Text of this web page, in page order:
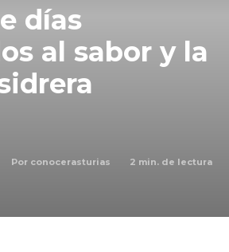
días
al sabor y la
Por conocerasturias 2 min. de lectura